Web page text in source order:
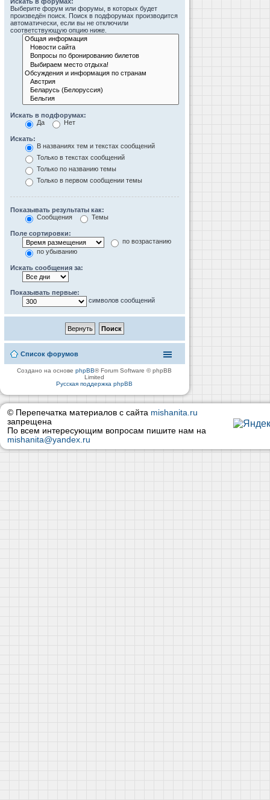
Выберите форум или форумы, в которых будет
произведён поиск. Поиск в подфорумах производится
автоматически, если вы не отключили
соответствующую опцию ниже.
Искать в подфорумах:
Да
Нет
Искать:
В названиях тем и текстах сообщений
Только в текстах сообщений
Только по названию темы
Только в первом сообщении темы
Показывать результаты как:
Сообщения
Темы
Поле сортировки:
по возрастанию
по убыванию
Искать сообщения за:
Показывать первые:
символов сообщений
Список форумов
Создано на основеphpBB® Forum Software © phpBB
Limited
Русская поддержка phpBB
© Перепечатка материалов с сайта mishanita.ru
запрещена
По всем интересующим вопросам пишите нам на
mishanita@yandex.ru